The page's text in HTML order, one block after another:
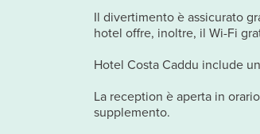
Il divertimento è assicurato
hotel offre, inoltre, il Wi-Fi
Hotel Costa Caddu include
La reception è aperta in
supplemento.